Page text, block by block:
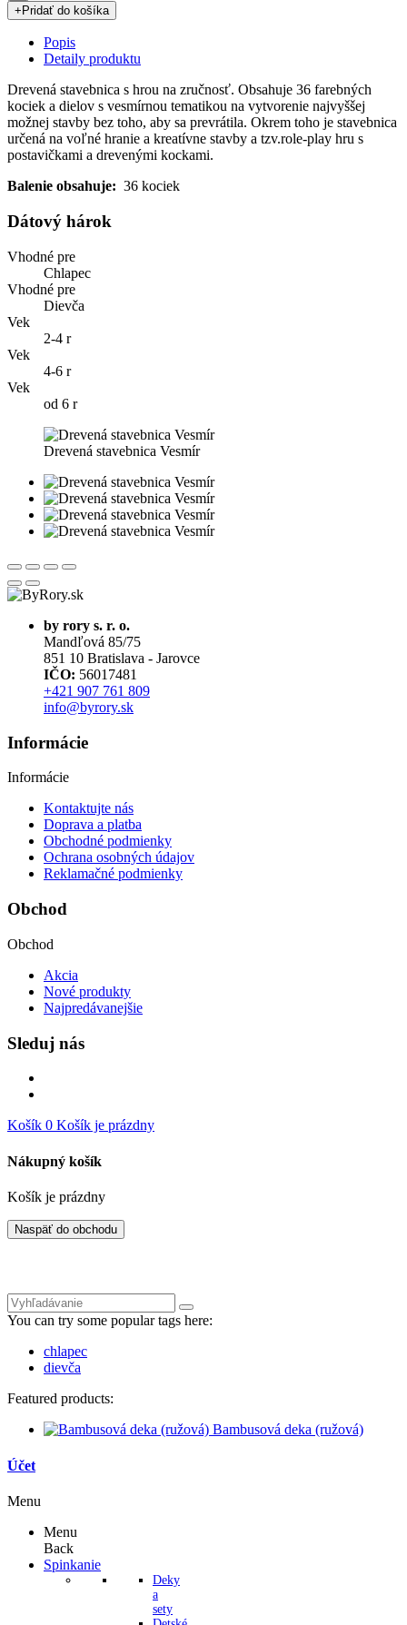
+ Pridať do košíka
Popis
Detaily produktu
Drevená stavebnica s hrou na zručnosť. Obsahuje 36 farebných
kociek a dielov s vesmírnou tematikou na vytvorenie najvyššej
možnej stavby bez toho, aby sa prevrátila. Okrem toho je stavebnica
určená na voľné hranie a kreatívne stavby a tzv.role-play hru s
postavičkami a drevenými kockami.
Balenie obsahuje: 36 kociek
Dátový hárok
Vhodné pre
Chlapec
Vhodné pre
Dievča
Vek
2-4 r
Vek
4-6 r
Vek
od 6 r
Drevená stavebnica Vesmír
by rory s. r. o.
Mandľová 85/75
851 10 Bratislava - Jarovce
IČO: 56017481
+421 907 761 809
info@byrory.sk
Informácie
Informácie
Kontaktujte nás
Doprava a platba
Obchodné podmienky
Ochrana osobných údajov
Reklamačné podmienky
Obchod
Obchod
Akcia
Nové produkty
Najpredávanejšie
Sleduj nás
Košík 0 Košík je prázdny
Nákupný košík
Košík je prázdny
Naspäť do obchodu
You can try some popular tags here:
chlapec
dievča
Featured products:
Bambusová deka (ružová)
Účet
Menu
Menu
Back
Spinkanie
Deky
a
sety